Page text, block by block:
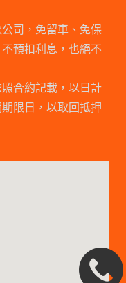
司，免留車、免保
預扣利息，也絕不
合約記載，以日計
限日，以取回抵押